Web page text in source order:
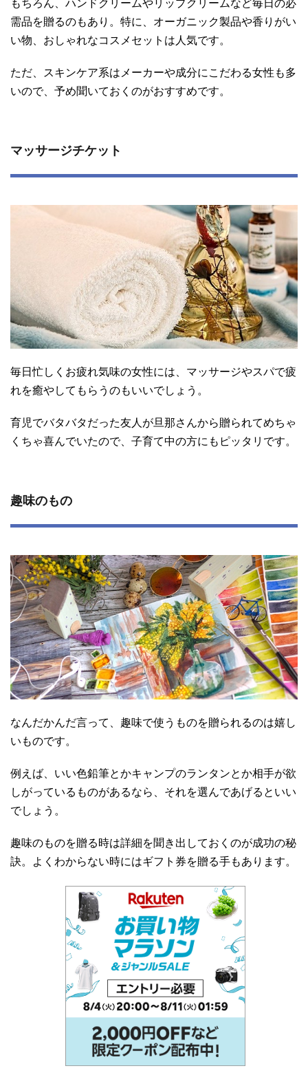
もちろん、ハンドクリームやリップクリームなど毎日の必
需品を贈るのもあり。特に、オーガニック製品や香りがい
い物、おしゃれなコスメセットは人気です。
ただ、スキンケア系はメーカーや成分にこだわる女性も多
いので、予め聞いておくのがおすすめです。
マッサージチケット
毎日忙しくお疲れ気味の女性には、マッサージやスパで疲
れを癒やしてもらうのもいいでしょう。
育児でバタバタだった友人が旦那さんから贈られてめちゃ
くちゃ喜んでいたので、子育て中の方にもピッタリです。
趣味のもの
なんだかんだ言って、趣味で使うものを贈られるのは嬉し
いものです。
例えば、いい色鉛筆とかキャンプのランタンとか相手が欲
しがっているものがあるなら、それを選んであげるといい
でしょう。
趣味のものを贈る時は詳細を聞き出しておくのが成功の秘
訣。よくわからない時にはギフト券を贈る手もあります。